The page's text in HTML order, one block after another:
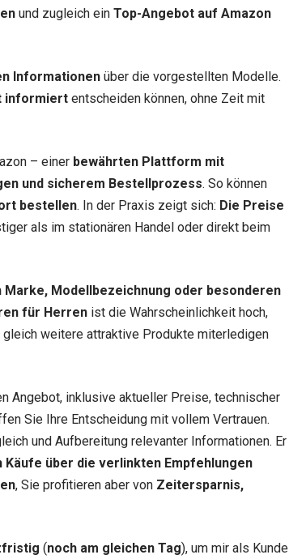
und zugleich ein Top-Angebot auf Amazon
Informationen über die vorgestellten Modelle.
informiert entscheiden können, ohne Zeit mit
– einer bewährten Plattform mit
und sicherem Bestellprozess. So können
bestellen. In der Praxis zeigt sich: Die Preise
als im stationären Handel oder direkt beim
Marke, Modellbezeichnung oder besonderen
für Herren ist die Wahrscheinlichkeit hoch,
weitere attraktive Produkte miterledigen
Angebot, inklusive aktueller Preise, technischer
Sie Ihre Entscheidung mit vollem Vertrauen.
und Aufbereitung relevanter Informationen. Er
über die verlinkten Empfehlungen
, Sie profitieren aber von Zeitersparnis,
(noch am gleichen Tag), um mir als Kunde